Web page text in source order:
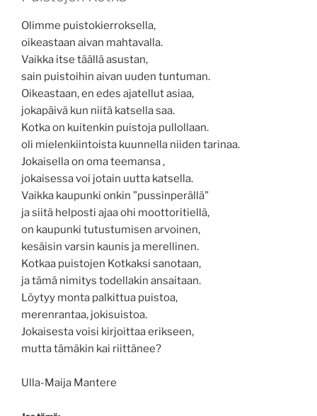
Olimme puistokierroksella,
oikeastaan aivan mahtavalla.
Vaikka itse täällä asustan,
sain puistoihin aivan uuden tuntuman.
Oikeastaan, en edes ajatellut asiaa,
jokapäivä kun niitä katsella saa.
Kotka on kuitenkin puistoja pullollaan.
oli mielenkiintoista kuunnella niiden tarinaa.
Jokaisella on oma teemansa ,
jokaisessa voi jotain uutta katsella.
Vaikka kaupunki onkin ”pussinperällä”
ja siitä helposti ajaa ohi moottoritiellä,
on kaupunki tutustumisen arvoinen,
kesäisin varsin kaunis ja merellinen.
Kotkaa puistojen Kotkaksi sanotaan,
ja tämä nimitys todellakin ansaitaan.
Löytyy monta palkittua puistoa,
merenrantaa, jokisuistoa.
Jokaisesta voisi kirjoittaa erikseen,
mutta tämäkin kai riittänee?
Ulla-Maija Mantere